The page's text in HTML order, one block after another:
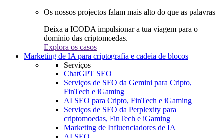
Os nossos projectos falam mais alto do que as palavras
Deixa a ICODA impulsionar a tua viagem para o
domínio das criptomoedas.
Explora os casos
Marketing de IA para criptografia e cadeia de blocos
Serviços
ChatGPT SEO
Serviços de SEO da Gemini para Cripto,
FinTech e iGaming
AI SEO para Cripto, FinTech e iGaming
Serviços de SEO da Perplexity para
criptomoedas, FinTech e iGaming
Marketing de Influenciadores de IA
AI SEO